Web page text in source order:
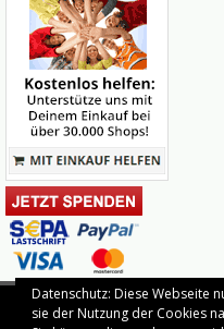
Datenschutz: Diese Webseite
sie der Nutzung der Cookies